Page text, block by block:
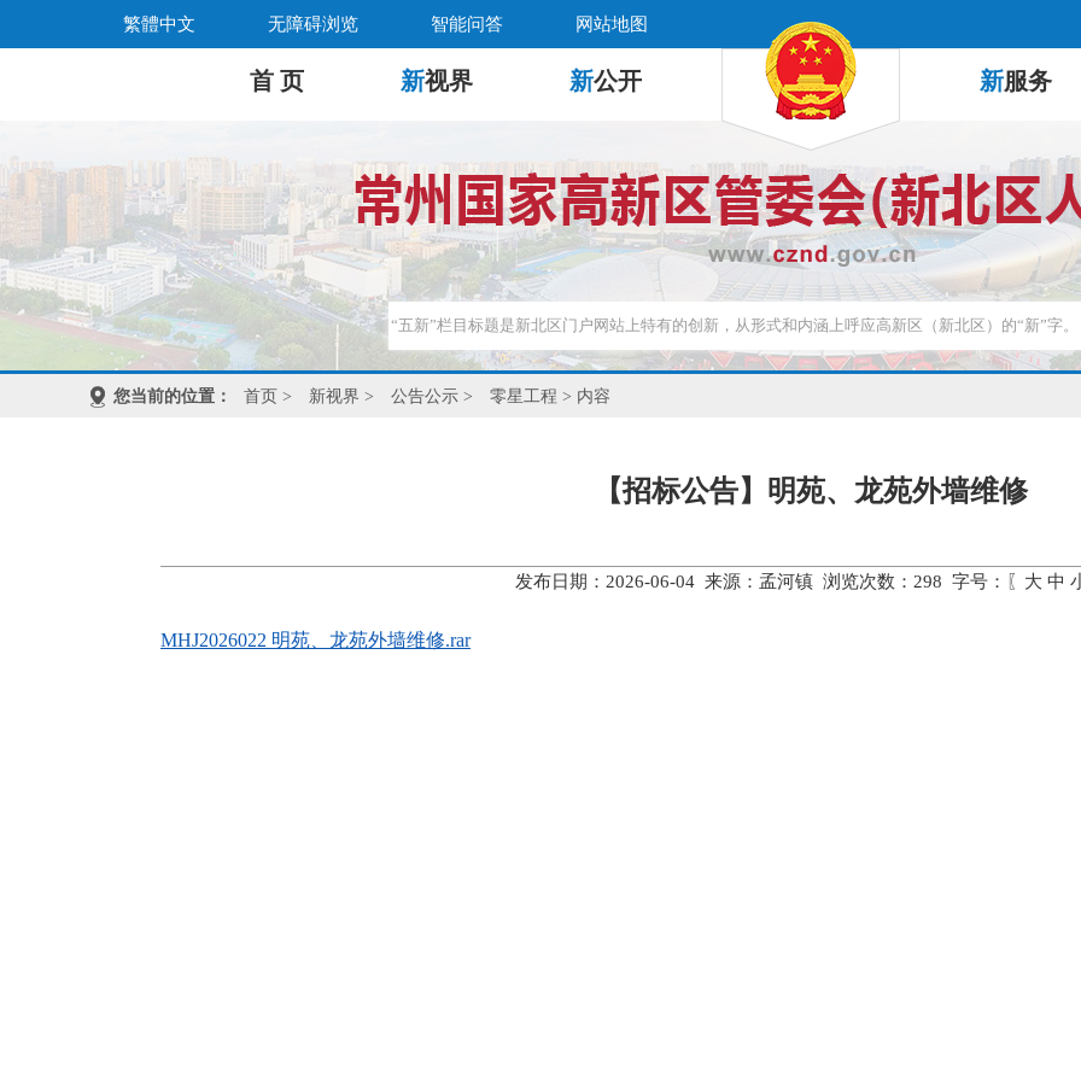
繁體中文 无障碍浏览 智能问答 网站地图
首 页 新视界 新公开 新服务
您当前的位置： 首页 > 新视界 > 公告公示 > 零星工程 > 内容
【招标公告】明苑、龙苑外墙维修
发布日期：2026-06-04 来源：孟河镇 浏览次数： 298 字号：〖 大 中
MHJ2026022 明苑、龙苑外墙维修.rar